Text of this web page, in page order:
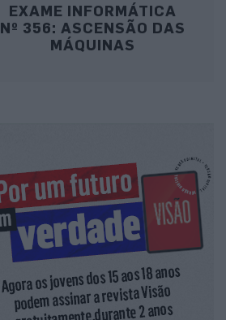
EXAME INFORMÁTICA
Nº 356: ASCENSÃO DAS
MÁQUINAS